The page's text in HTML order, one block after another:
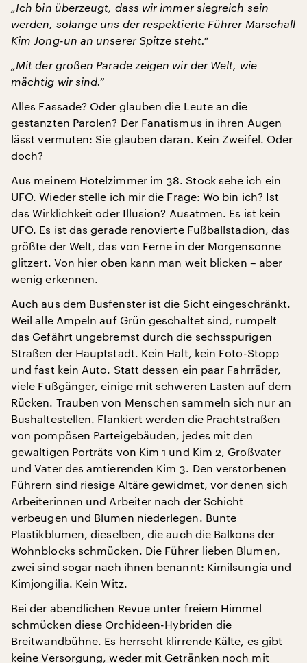
„Ich bin überzeugt, dass wir immer siegreich sein
werden, solange uns der respektierte Führer Marschall
Kim Jong-un an unserer Spitze steht.“
„Mit der großen Parade zeigen wir der Welt, wie
mächtig wir sind.“
Alles Fassade? Oder glauben die Leute an die
gestanzten Parolen? Der Fanatismus in ihren Augen
lässt vermuten: Sie glauben daran. Kein Zweifel. Oder
doch?
Aus meinem Hotelzimmer im 38. Stock sehe ich ein
UFO. Wieder stelle ich mir die Frage: Wo bin ich? Ist
das Wirklichkeit oder Illusion? Ausatmen. Es ist kein
UFO. Es ist das gerade renovierte Fußballstadion, das
größte der Welt, das von Ferne in der Morgensonne
glitzert. Von hier oben kann man weit blicken – aber
wenig erkennen.
Auch aus dem Busfenster ist die Sicht eingeschränkt.
Weil alle Ampeln auf Grün geschaltet sind, rumpelt
das Gefährt ungebremst durch die sechsspurigen
Straßen der Hauptstadt. Kein Halt, kein Foto-Stopp
und fast kein Auto. Statt dessen ein paar Fahrräder,
viele Fußgänger, einige mit schweren Lasten auf dem
Rücken. Trauben von Menschen sammeln sich nur an
Bushaltestellen. Flankiert werden die Prachtstraßen
von pompösen Parteigebäuden, jedes mit den
gewaltigen Porträts von Kim 1 und Kim 2, Großvater
und Vater des amtierenden Kim 3. Den verstorbenen
Führern sind riesige Altäre gewidmet, vor denen sich
Arbeiterinnen und Arbeiter nach der Schicht
verbeugen und Blumen niederlegen. Bunte
Plastikblumen, dieselben, die auch die Balkons der
Wohnblocks schmücken. Die Führer lieben Blumen,
zwei sind sogar nach ihnen benannt: Kimilsungia und
Kimjongilia. Kein Witz.
Bei der abendlichen Revue unter freiem Himmel
schmücken diese Orchideen-Hybriden die
Breitwandbühne. Es herrscht klirrende Kälte, es gibt
keine Versorgung, weder mit Getränken noch mit